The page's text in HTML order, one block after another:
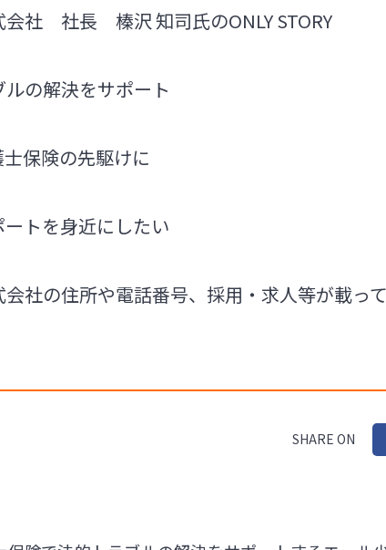
会社 社長 榛沢 知司氏のONLY STORY
の解決をサポート
保険の先駆けに
トを身近にしたい
社の住所や電話番号、採用・求人等が載っ
SHARE ON